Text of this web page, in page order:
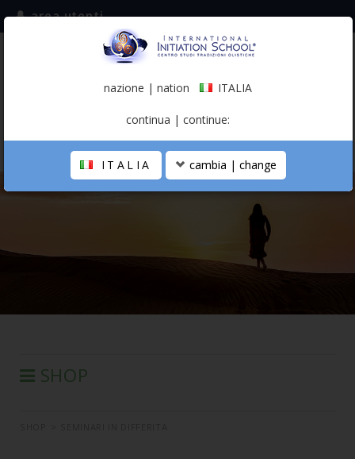
iscriviti alla mailing list
(italiano)
area utenti
LA SCUOLA
SHOP
nazione | nation ITALIA
continua | continue:
ITALIA cambia | change